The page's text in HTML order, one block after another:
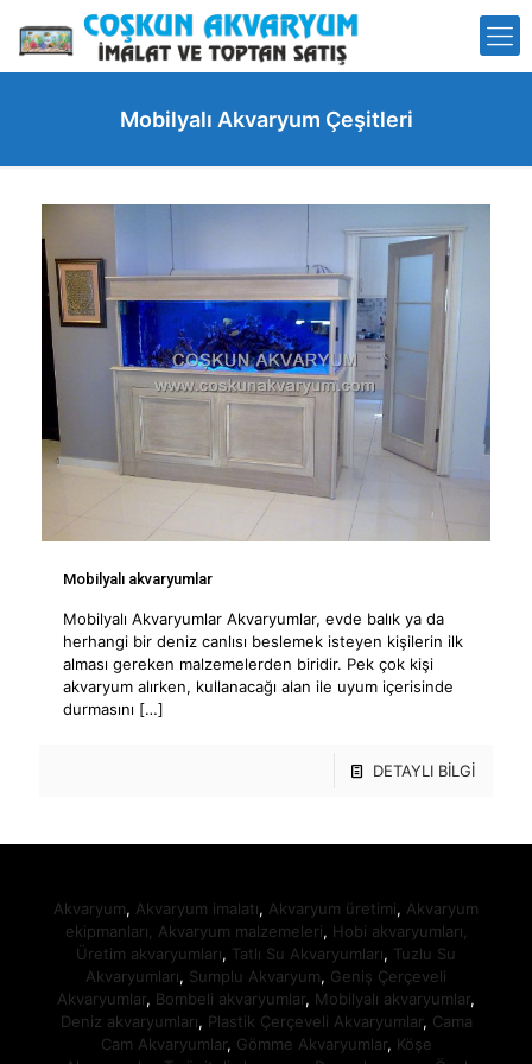
Mobilyalı Akvaryum Çeşitleri
Mobilyalı akvaryumlar
Mobilyalı Akvaryumlar Akvaryumlar, evde balık ya da
herhangi bir deniz canlısı beslemek isteyen kişilerin ilk
alması gereken malzemelerden biridir. Pek çok kişi
akvaryum alırken, kullanacağı alan ile uyum içerisinde
durmasını […]
DETAYLI BİLGİ
Akvaryum, Akvaryum imalatı, Akvaryum üretimi, Akvaryum
ekipmanları,
Akvaryum malzemeleri, Hobi akvaryumları,
Üretim akvaryumları, Tatlı Su Akvaryumları, Tuzlu Su
Akvaryumları, Sumplu Akvaryum, Geniş Çerçeveli
Akvaryumlar, Bombeli akvaryumlar, Mobilyalı akvaryumlar,
Deniz akvaryumları, Plastik Çerçeveli Akvaryumlar, Cama
Cam Akvaryumlar, Gömme Akvaryumlar, Köşe